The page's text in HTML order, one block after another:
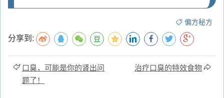
偏方秘方
分享到:
口臭，可能是你的肾出问
题了！
治疗口臭的特效食物